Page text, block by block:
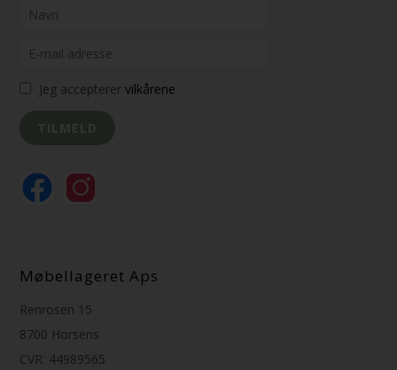
Jeg accepterervilkårene
Møbellageret Aps
Renrosen 15
8700 Horsens
CVR: 44989565